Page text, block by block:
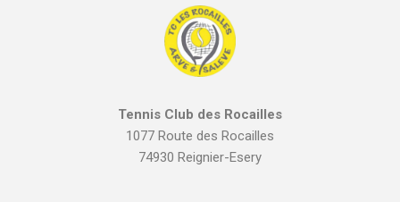
Tennis Club des Rocailles
1077 Route des Rocailles
74930 Reignier-Esery